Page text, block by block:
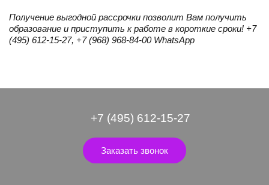
Получение выгодной рассрочки позволит Вам получить
образование и приступить к работе в короткие сроки! +7
(495) 612-15-27, +7 (968) 968-84-00 WhatsApp
+7 (495) 612-15-27
Заказать звонок